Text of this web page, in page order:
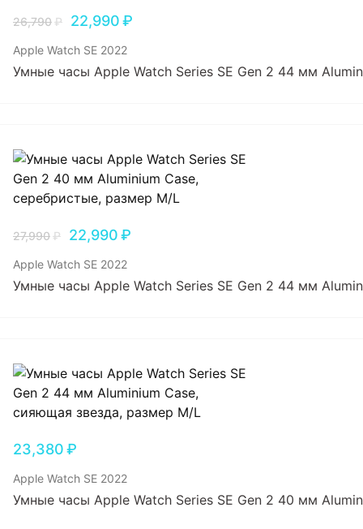
26,790₽ 22,990₽
Apple Watch SE 2022
Умные часы Apple Watch Series SE Gen 2 44 мм
27,990₽ 22,990₽
Apple Watch SE 2022
Умные часы Apple Watch Series SE Gen 2 44 мм
23,380₽
Apple Watch SE 2022
Умные часы Apple Watch Series SE Gen 2 40 мм